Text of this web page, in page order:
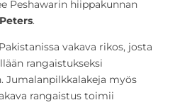
Peshawarin hiippakunnan
.
vakava rikos, josta
rangaistukseksi
Jumalanpilkkalakeja myös
rangaistus toimii